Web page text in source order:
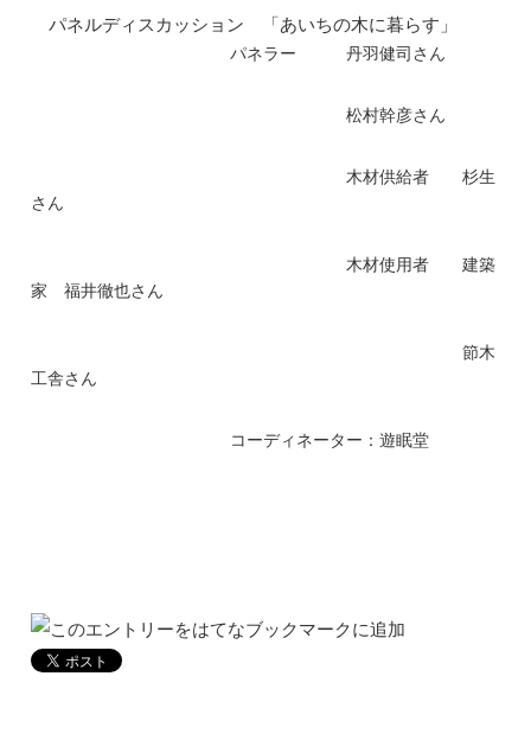
パネルディスカッション 「あいちの木に暮らす」
パネラー 丹羽健司さん
松村幹彦さん
木材供給者 杉生
さん
木材使用者 建築
家 福井徹也さん
節木
工舎さん
コーディネーター：遊眠堂